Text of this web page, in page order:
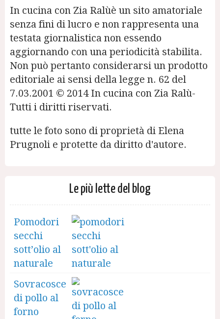
In cucina con Zia Ralùè un sito amatoriale
senza fini di lucro e non rappresenta una
testata giornalistica non essendo
aggiornando con una periodicità stabilita.
Non può pertanto considerarsi un prodotto
editoriale ai sensi della legge n. 62 del
7.03.2001 © 2014 In cucina con Zia Ralù-
Tutti i diritti riservati.
tutte le foto sono di proprietà di Elena
Prugnoli e protette da diritto d'autore.
Le più lette del blog
Pomodori
secchi
sott’olio al
naturale
Sovracosce
di pollo al
forno